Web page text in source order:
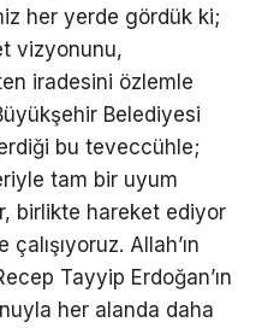
her yerde gördük ki;
vizyonunu,
iradesini özlemle
Belediyesi
bu teveccühle;
tam bir uyum
birlikte hareket ediyor
Allah’ın
Tayyip Erdoğan’ın
her alanda daha